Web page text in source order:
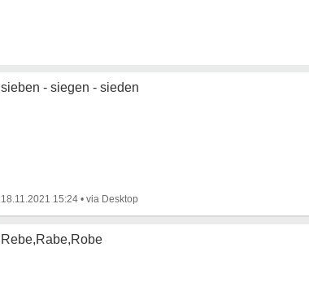
sieben - siegen - sieden
18.11.2021 15:24 •
Rebe,Rabe,Robe